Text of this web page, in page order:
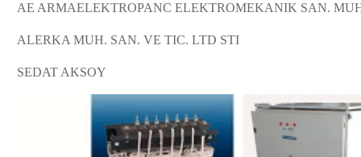
AE ARMAELEKTROPANC ELEKTROMEKANIK SAN.
ALERKA MUH. SAN. VE TIC. LTD STI
SEDAT AKSOY